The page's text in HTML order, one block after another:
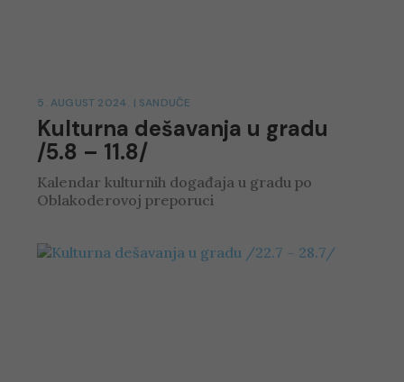
Kulturna dešavanja u gradu
/5.8 – 11.8/
5. AUGUST 2024. | SANDUČE
Kalendar kulturnih događaja u gradu po
Oblakoderovoj preporuci